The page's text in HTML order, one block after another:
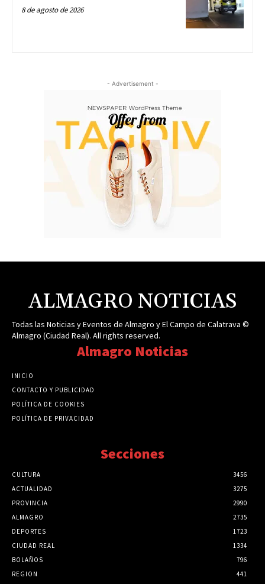
8 de agosto de 2026
- Advertisement -
ALMAGRO NOTICIAS
Todas las Noticias y Eventos de Almagro y El Campo de Calatrava ©
Almagro (Ciudad Real). All rights reserved.
Almagro Noticias
INICIO
CONTACTO Y PUBLICIDAD
POLÍTICA DE COOKIES
POLÍTICA DE PRIVACIDAD
Secciones
CULTURA
3456
ACTUALIDAD
3275
PROVINCIA
2990
ALMAGRO
2735
DEPORTES
1723
CIUDAD REAL
1334
BOLAÑOS
796
REGION
441